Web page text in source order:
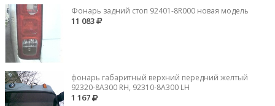
Фонарь задний стоп 92401-8R000 новая модель
11 083
фонарь габаритный верхний передний желтый
92320-8A300 RH, 92310-8А300 LH
1 167